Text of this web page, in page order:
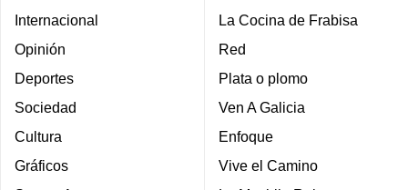
Internacional
Opinión
Deportes
Sociedad
Cultura
Gráficos
La Cocina de Frabisa
Red
Plata o plomo
Ven A Galicia
Enfoque
Vive el Camino